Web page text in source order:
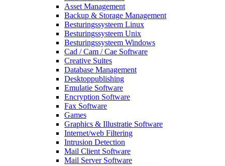
Asset Management
Backup & Storage Management
Besturingssysteem Linux
Besturingssysteem Unix
Besturingssysteem Windows
Cad / Cam / Cae Software
Creative Suites
Database Management
Desktoppublishing
Emulatie Software
Encryption Software
Fax Software
Games
Graphics & Illustratie Software
Internet/web Filtering
Intrusion Detection
Mail Client Software
Mail Server Software